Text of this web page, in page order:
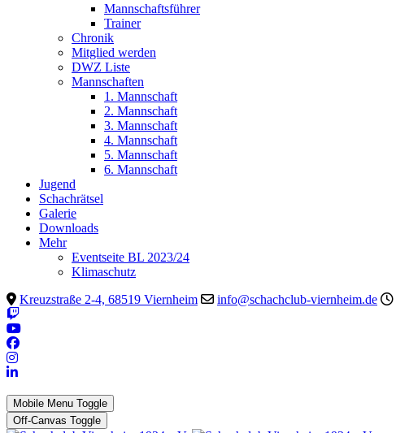
Mannschaftsführer
Trainer
Chronik
Mitglied werden
DWZ Liste
Mannschaften
1. Mannschaft
2. Mannschaft
3. Mannschaft
4. Mannschaft
5. Mannschaft
6. Mannschaft
Jugend
Schachrätsel
Galerie
Downloads
Mehr
Eventseite BL 2023/24
Klimaschutz
Kreuzstraße 2-4, 68519 Viernheim
info@schachclub-viernheim.de
Mobile Menu Toggle
Off-Canvas Toggle